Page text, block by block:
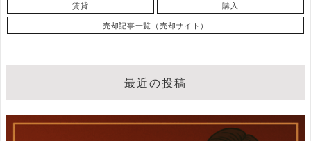
賃貸 購入
売却記事一覧（売却サイト）
最近の投稿